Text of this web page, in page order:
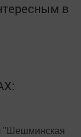
в
"Шешминская